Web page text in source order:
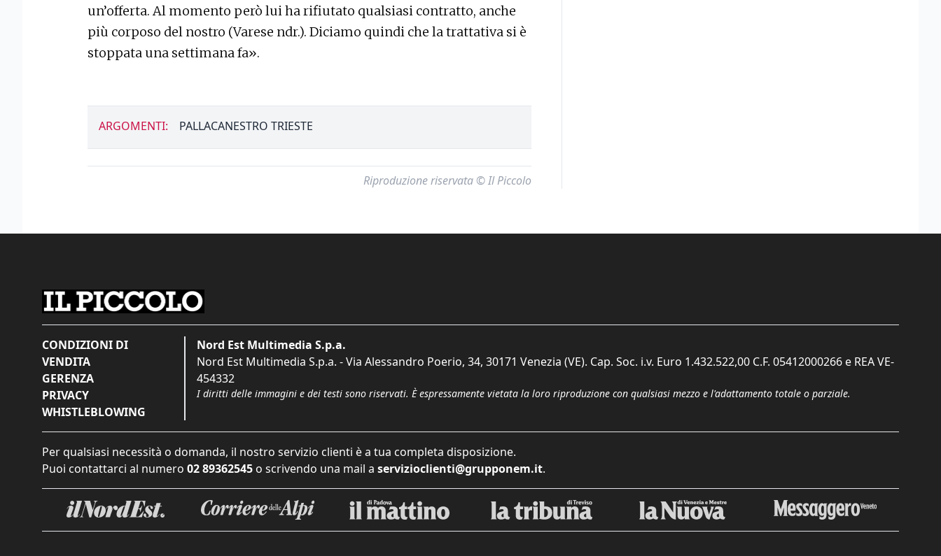
un’offerta. Al momento però lui ha rifiutato qualsiasi contratto, anche
più corposo del nostro (Varese ndr.). Diciamo quindi che la trattativa si è
stoppata una settimana fa».
ARGOMENTI: PALLACANESTRO TRIESTE
Riproduzione riservata © Il Piccolo
CONDIZIONI DI
VENDITA
GERENZA
PRIVACY
WHISTLEBLOWING
Nord Est Multimedia S.p.a.
Nord Est Multimedia S.p.a. - Via Alessandro Poerio, 34, 30171 Venezia (VE). Cap. Soc. i.v. Euro 1.432.522,00 C.F. 05412000266 e REA VE-
454332
I diritti delle immagini e dei testi sono riservati. È espressamente vietata la loro riproduzione con qualsiasi mezzo e l'adattamento totale o parziale.
Per qualsiasi necessità o domanda, il nostro servizio clienti è a tua completa disposizione.
Puoi contattarci al numero 02 89362545 o scrivendo una mail a servizioclienti@grupponem.it.